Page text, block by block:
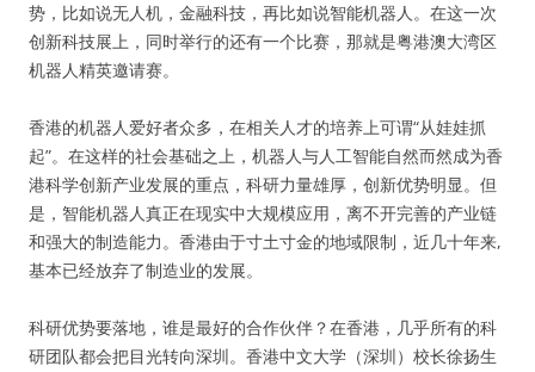
势，比如说无人机，金融科技，再比如说智能机器人。在这一次
创新科技展上，同时举行的还有一个比赛，那就是粤港澳大湾区
机器人精英邀请赛。
香港的机器人爱好者众多，在相关人才的培养上可谓“从娃娃抓
起”。在这样的社会基础之上，机器人与人工智能自然而然成为香
港科学创新产业发展的重点，科研力量雄厚，创新优势明显。但
是，智能机器人真正在现实中大规模应用，离不开完善的产业链
和强大的制造能力。香港由于寸土寸金的地域限制，近几十年来,
基本已经放弃了制造业的发展。
科研优势要落地，谁是最好的合作伙伴？在香港，几乎所有的科
研团队都会把目光转向深圳。香港中文大学（深圳）校长徐扬生